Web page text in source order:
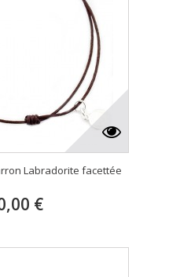
Labradorite facettée
€